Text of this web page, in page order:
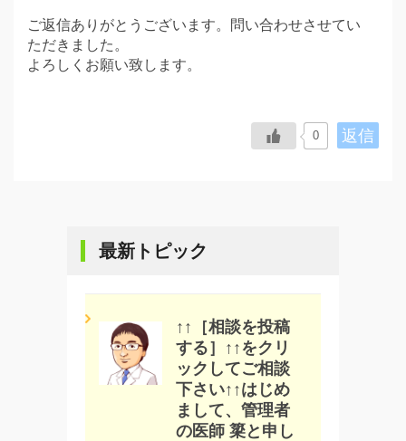
ご返信ありがとうございます。問い合わせさせてい
ただきました。
よろしくお願い致します。
返信
0
最新トピック
↑↑［相談を投稿
する］↑↑をクリ
ックしてご相談
下さい↑↑はじめ
まして、管理者
の医師 簗と申し